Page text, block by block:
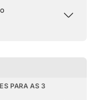
PARA AS 3